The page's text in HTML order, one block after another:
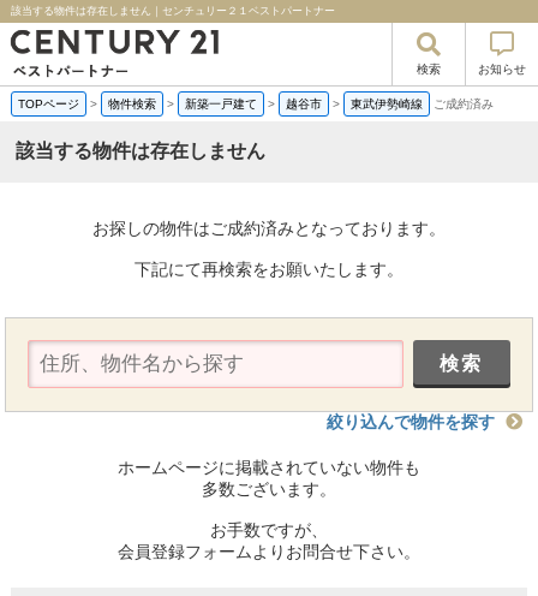
該当する物件は存在しません｜センチュリー２１ベストパートナー
検索 お知らせ
TOPページ > 物件検索 > 新築一戸建て > 越谷市 > 東武伊勢崎線 ご成約済み
該当する物件は存在しません
お探しの物件はご成約済みとなっております。
下記にて再検索をお願いたします。
絞り込んで物件を探す
ホームページに掲載されていない物件も
多数ございます。
お手数ですが、
会員登録フォームよりお問合せ下さい。